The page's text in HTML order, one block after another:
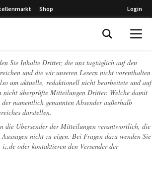
Shop Login
Sie Inhalte Dritter, die uns tagtäglich auf den
und die wir unseren Lesern nicht vorenthalten
um aktuelle, redaktionell nicht bearbeitete und auf
nicht überprüfte Mitteilungen Dritter. Welche damit
namentlich genannten Absender außerhalb
darstellen.
die Übersender der Mitteilungen verantwortlich, die
nicht zu eigen. Bei Fragen dazu wenden Sie
iz.de oder kontaktieren den Versender der